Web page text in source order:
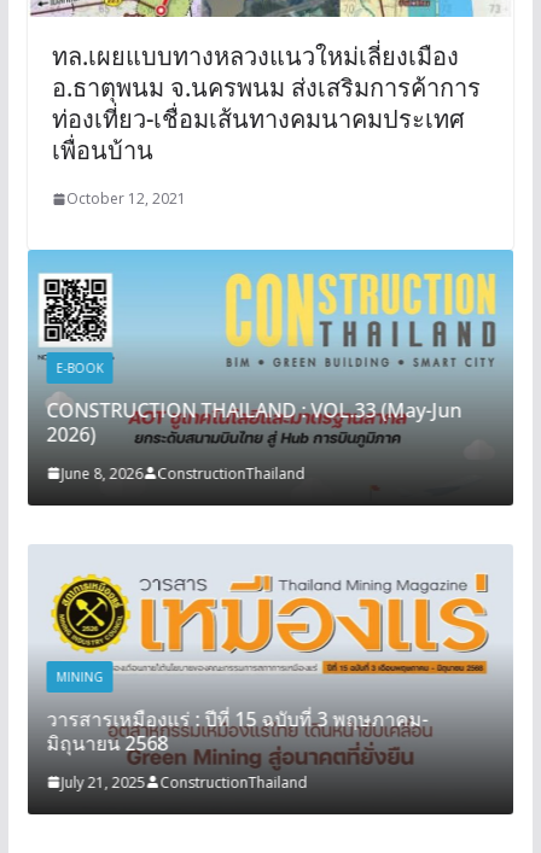
ทล.เผยแบบทางหลวงแนวใหม่เลี่ยงเมือง
อ.ธาตุพนม จ.นครพนม ส่งเสริมการค้าการ
ท่องเที่ยว-เชื่อมเส้นทางคมนาคมประเทศ
เพื่อนบ้าน
October 12, 2021
E-BOOK
CONSTRUCTION THAILAND : VOL.33 (May-Jun
2026)
June 8, 2026 ConstructionThailand
MINING
วารสารเหมืองแร่ : ปีที่ 15 ฉบับที่ 3 พฤษภาคม-
มิถุนายน 2568
July 21, 2025 ConstructionThailand